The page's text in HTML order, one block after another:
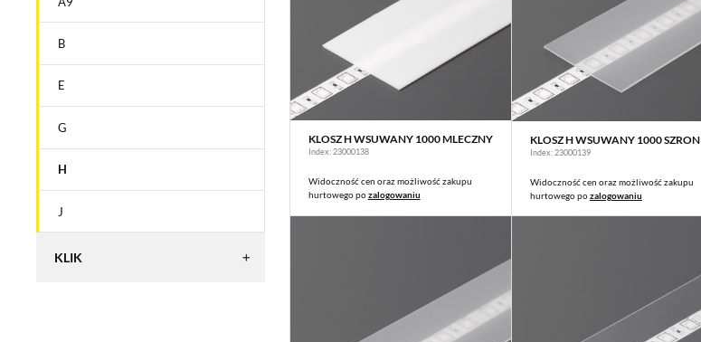
B
E
G
H
J
KLIK
WIĘCEJ
KLOSZ H WSUWANY 1000 MLECZNY
Index: 23000138
Widoczność cen oraz możliwość zakupu
hurtowego pozalogowaniu
WIĘCEJ
KLOSZ H WSUWANY 1000 SZRON
Index: 23000139
Widoczność cen oraz możliwość zakupu
hurtowego pozalogowaniu